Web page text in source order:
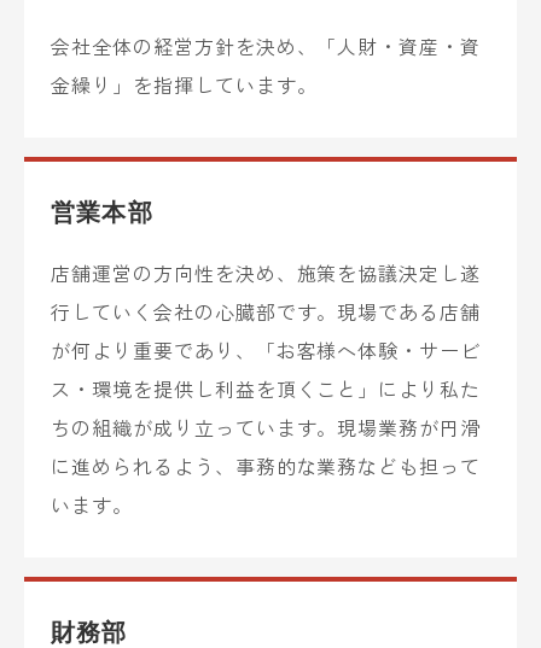
会社全体の経営方針を決め、「人財・資産・資
金繰り」を指揮しています。
営業本部
店舗運営の方向性を決め、施策を協議決定し遂
行していく会社の心臓部です。現場である店舗
が何より重要であり、「お客様へ体験・サービ
ス・環境を提供し利益を頂くこと」により私た
ちの組織が成り立っています。現場業務が円滑
に進められるよう、事務的な業務なども担って
います。
財務部